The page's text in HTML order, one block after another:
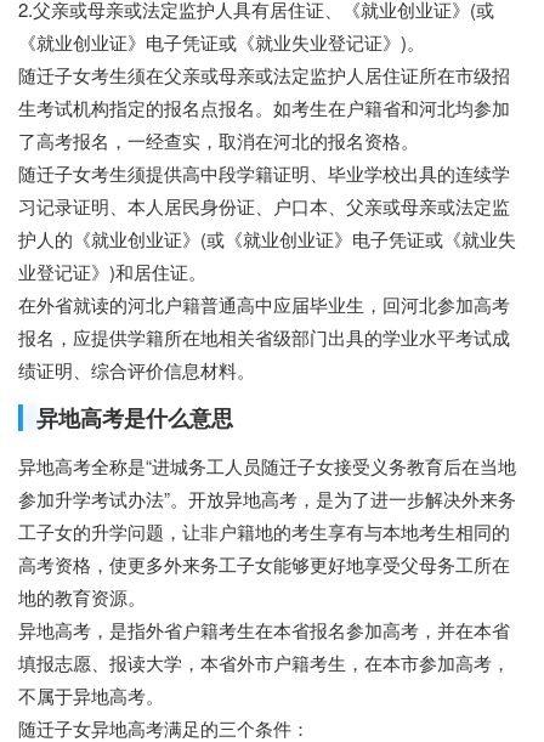
2.父亲或母亲或法定监护人具有居住证、《就业创业证》(或
《就业创业证》电子凭证或《就业失业登记证》)。
随迁子女考生须在父亲或母亲或法定监护人居住证所在市级招
生考试机构指定的报名点报名。如考生在户籍省和河北均参加
了高考报名，一经查实，取消在河北的报名资格。
随迁子女考生须提供高中段学籍证明、毕业学校出具的连续学
习记录证明、本人居民身份证、户口本、父亲或母亲或法定监
护人的《就业创业证》(或《就业创业证》电子凭证或《就业失
业登记证》)和居住证。
在外省就读的河北户籍普通高中应届毕业生，回河北参加高考
报名，应提供学籍所在地相关省级部门出具的学业水平考试成
绩证明、综合评价信息材料。
异地高考是什么意思
异地高考全称是“进城务工人员随迁子女接受义务教育后在当地
参加升学考试办法”。开放异地高考，是为了进一步解决外来务
工子女的升学问题，让非户籍地的考生享有与本地考生相同的
高考资格，使更多外来务工子女能够更好地享受父母务工所在
地的教育资源。
异地高考，是指外省户籍考生在本省报名参加高考，并在本省
填报志愿、报读大学，本省外市户籍考生，在本市参加高考，
不属于异地高考。
随迁子女异地高考满足的三个条件：